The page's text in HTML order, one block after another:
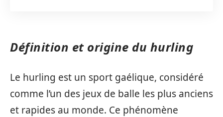
Définition et origine du hurling
Le hurling est un sport gaélique, considéré
comme l’un des jeux de balle les plus anciens
et rapides au monde. Ce phénomène